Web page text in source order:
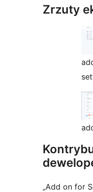
Zrzuty
„Add on for